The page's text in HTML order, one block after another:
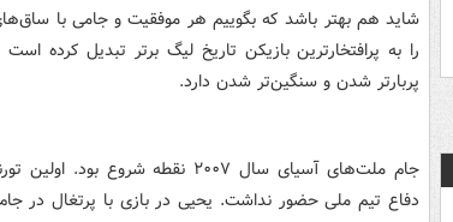
شاید هم بهتر باشد که بگوییم هر موفقیت و جامی با
را به پرافتخارترین بازیکن تاریخ لیگ برتر تبدیل کرده
پربارتر شدن و سنگین‌تر شدن دارد.
جام ملت‌های آسیای سال ۲۰۰۷ نقطه
دفاع تیم ملی حضور نداشت. یحیی در بازی با پرتغال در